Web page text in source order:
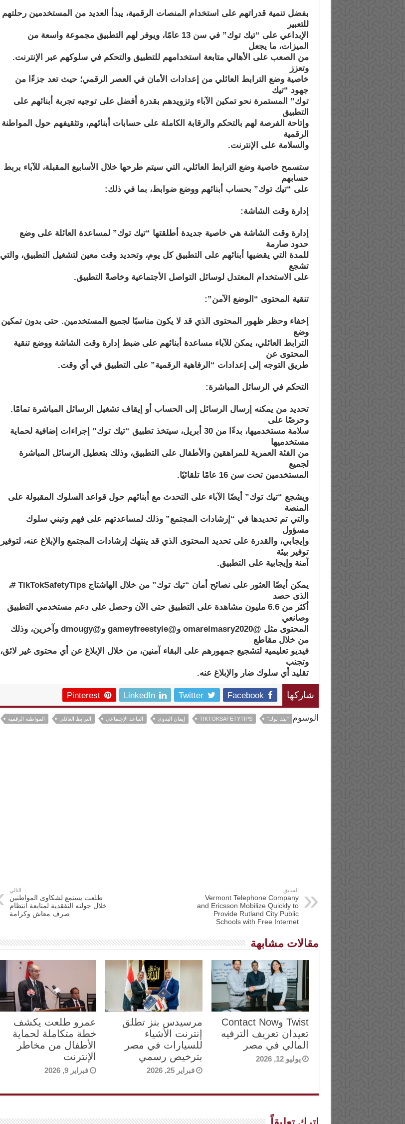
بفضل تنمية قدراتهم على استخدام المنصات الرقمية، يبدأ العديد من المستخدمين رحلتهم
للتعبير
الإبداعي على “تيك توك” في سن 13 عامًا، ويوفر لهم التطبيق مجموعة واسعة من
الميزات، ما يجعل
من الصعب على الأهالي متابعة استخدامهم للتطبيق والتحكم في سلوكهم عبر الإنترنت.
وتعزز
خاصية وضع الترابط العائلي من إعدادات الأمان في العصر الرقمي؛ حيث تعد جزءًا من
جهود “تيك
توك” المستمرة نحو تمكين الآباء وتزويدهم بقدرة أفضل على توجيه تجربة أبنائهم على
التطبيق
وإتاحة الفرصة لهم بالتحكم والرقابة الكاملة على حسابات أبنائهم، وتثقيفهم حول المواطنة
الرقمية
والسلامة على الإنترنت.
ستسمح خاصية وضع الترابط العائلي، التي سيتم طرحها خلال الأسابيع المقبلة، للآباء بربط
حسابهم
على “تيك توك” بحساب أبنائهم ووضع ضوابط، بما في ذلك:
إدارة وقت الشاشة:
إدارة وقت الشاشة هي خاصية جديدة أطلقتها “تيك توك” لمساعدة العائلة على وضع
حدود صارمة
للمدة التي يقضيها أبنائهم على التطبيق كل يوم، وتحديد وقت معين لتشغيل التطبيق، والتي
تشجع
على الاستخدام المعتدل لوسائل التواصل الأجتماعية وخاصةً التطبيق.
تنقية المحتوى “الوضع الآمن”:
إخفاء وحظر ظهور المحتوى الذي قد لا يكون مناسبًا لجميع المستخدمين. حتى بدون تمكين
وضع
الترابط العائلي، يمكن للآباء مساعدة أبنائهم على ضبط إدارة وقت الشاشة ووضع تنقية
المحتوى عن
طريق التوجه إلى إعدادات “الرفاهية الرقمية” على التطبيق في أي وقت.
التحكم في الرسائل المباشرة:
تحديد من يمكنه إرسال الرسائل إلى الحساب أو إيقاف تشغيل الرسائل المباشرة تمامًا.
وحرصًا على
سلامة مستخدميها، بدءًا من 30 أبريل، سيتخذ تطبيق “تيك توك” إجراءات إضافية لحماية
مستخدميها
من الفئة العمرية للمراهقين والأطفال على التطبيق، وذلك بتعطيل الرسائل المباشرة
لجميع
المستخدمين تحت سن 16 عامًا تلقائيًا.
ويشجع “تيك توك” أيضًا الآباء على التحدث مع أبنائهم حول قواعد السلوك المقبولة على
المنصة
والتي تم تحديدها في “إرشادات المجتمع” وذلك لمساعدتهم على فهم وتبني سلوك
مسؤول
وإيجابي، والقدرة على تحديد المحتوى الذي قد ينتهك إرشادات المجتمع والإبلاغ عنه، لتوفير
توفير بيئة
آمنة وإيجابية على التطبيق.
يمكن أيضًا العثور على نصائح أمان “تيك توك” من خلال الهاشتاج TikTokSafetyTips #،
الذى حصد
أكثر من 6.6 مليون مشاهدة على التطبيق حتى الآن وحصل على دعم مستخدمي التطبيق
وصانعي
المحتوى مثل @omarelmasry2020 و@gameyfreestyle و@dmougy وآخرين، وذلك
من خلال مقاطع
فيديو تعليمية لتشجيع جمهورهم على البقاء آمنين، من خلال الإبلاغ عن أي محتوى غير لائق،
وتجنب
تقليد أي سلوك ضار والإبلاغ عنه.
شاركها Facebook
Twitter
LinkedIn
Pinterest
الوسوم "تيك توك" TIKTOKSAFETYTIPS إيمان البدوى التباعد الإجتماعي الترابط العائلي المواطنة الرقمية
السابق
Vermont Telephone Company
and Ericsson Mobilize Quickly to
Provide Rutland City Public
Schools with Free Internet
التالي
طلعت يستمع لشكاوى المواطنين
خلال جولته التفقدية لمتابعة انتظام
صرف معاش وكرامة
مقالات مشابهة
Twist وContact Now
تعيدان تعريف الترفيه
المالي في مصر
يوليو 12, 2026
مرسيدس بنز تطلق
إنترنت الأشياء
للسيارات في مصر
بترخيص رسمي
فبراير 25, 2026
عمرو طلعت يكشف
خطة متكاملة لحماية
الأطفال من مخاطر
الإنترنت
فبراير 9, 2026